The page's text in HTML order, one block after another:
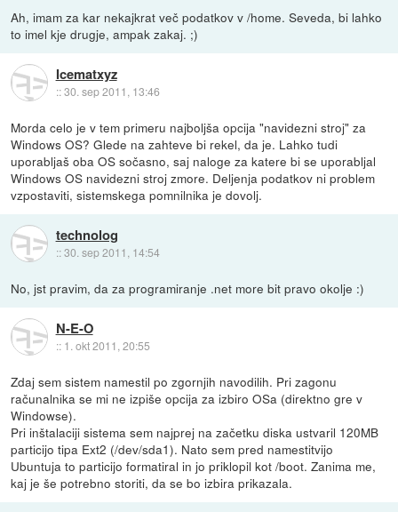
Ah, imam za kar nekajkrat več podatkov v /home. Seveda, bi lahko
to imel kje drugje, ampak zakaj. ;)
Icematxyz
::30. sep 2011, 13:46
Morda celo je v tem primeru najboljša opcija "navidezni stroj" za
Windows OS? Glede na zahteve bi rekel, da je. Lahko tudi
uporabljaš oba OS sočasno, saj naloge za katere bi se uporabljal
Windows OS navidezni stroj zmore. Deljenja podatkov ni problem
vzpostaviti, sistemskega pomnilnika je dovolj.
technolog
::30. sep 2011, 14:54
No, jst pravim, da za programiranje .net more bit pravo okolje :)
N-E-O
:: 1. okt 2011, 20:55
Zdaj sem sistem namestil po zgornjih navodilih. Pri zagonu
računalnika se mi ne izpiše opcija za izbiro OSa (direktno gre v
Windowse).
Pri inštalaciji sistema sem najprej na začetku diska ustvaril 120MB
particijo tipa Ext2 (/dev/sda1). Nato sem pred namestitvijo
Ubuntuja to particijo formatiral in jo priklopil kot /boot. Zanima me,
kaj je še potrebno storiti, da se bo izbira prikazala.